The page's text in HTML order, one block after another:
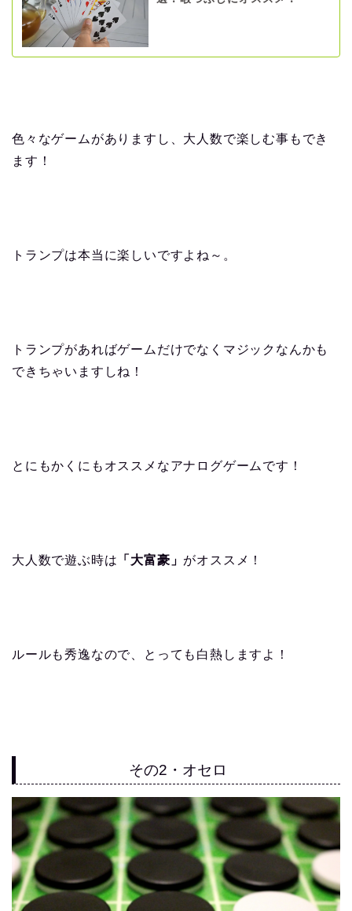
色々なゲームがありますし、大人数で楽しむ事もでき
ます！
トランプは本当に楽しいですよね～。
トランプがあればゲームだけでなくマジックなんかも
できちゃいますしね！
とにもかくにもオススメなアナログゲームです！
大人数で遊ぶ時は 「大富豪」 がオススメ！
ルールも秀逸なので、とっても白熱しますよ！
その2・オセロ